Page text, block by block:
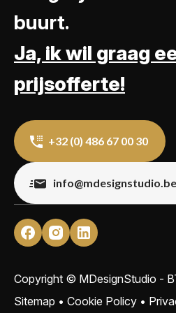
buurt.
Ja, ik wil graag
prijsofferte!
+32 (0) 486 67 00 30
info@mdesignstudio.be
Copyright © MDesignStudio -
Sitemap • Cookie Policy •